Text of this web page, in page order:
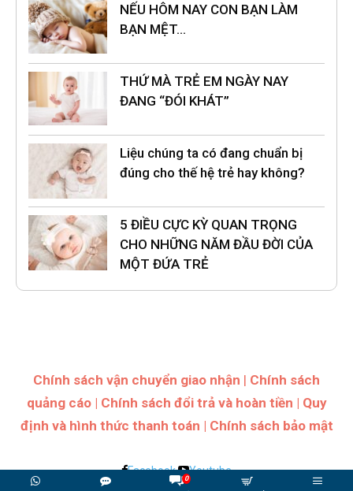
NẾU HÔM NAY CON BẠN LÀM
BẠN MỆT…
THỨ MÀ TRẺ EM NGÀY NAY
ĐANG “ĐÓI KHÁT”
Liệu chúng ta có đang chuẩn bị
đúng cho thế hệ trẻ hay không?
5 ĐIỀU CỰC KỲ QUAN TRỌNG
CHO NHỮNG NĂM ĐẦU ĐỜI CỦA
MỘT ĐỨA TRẺ
Chính sách vận chuyển giao nhận | Chính sách
quảng cáo| Chính sách đổi trả và hoàn tiền | Quy
định và hình thức thanh toán | Chính sách bảo mật
Facebook Youtube
0